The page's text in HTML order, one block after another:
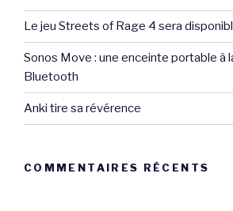
Le jeu Streets of Rage 4 sera
Sonos Move : une enceinte portable à
Bluetooth
Anki tire sa révérence
COMMENTAIRES RÉCENTS